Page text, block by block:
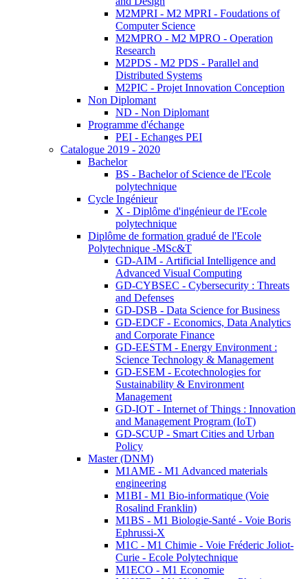
M2MPRI - M2 MPRI - Foudations of
Computer Science
M2MPRO - M2 MPRO - Operation
Research
M2PDS - M2 PDS - Parallel and
Distributed Systems
M2PIC - Projet Innovation Conception
Non Diplomant
ND - Non Diplomant
Programme d'échange
PEI - Echanges PEI
Catalogue 2019 - 2020
Bachelor
BS - Bachelor of Science de l'Ecole
polytechnique
Cycle Ingénieur
X - Diplôme d'ingénieur de l'Ecole
polytechnique
Diplôme de formation gradué de l'Ecole
Polytechnique -MSc&T
GD-AIM - Artificial Intelligence and
Advanced Visual Computing
GD-CYBSEC - Cybersecurity : Threats
and Defenses
GD-DSB - Data Science for Business
GD-EDCF - Economics, Data Analytics
and Corporate Finance
GD-EESTM - Energy Environment :
Science Technology & Management
GD-ESEM - Ecotechnologies for
Sustainability & Environment
Management
GD-IOT - Internet of Things : Innovation
and Management Program (IoT)
GD-SCUP - Smart Cities and Urban
Policy
Master (DNM)
M1AME - M1 Advanced materials
engineering
M1BI - M1 Bio-informatique (Voie
Rosalind Franklin)
M1BS - M1 Biologie-Santé - Voie Boris
Ephrussi-X
M1C - M1 Chimie - Voie Fréderic Joliot-
Curie - Ecole Polytechnique
M1ECO - M1 Economie